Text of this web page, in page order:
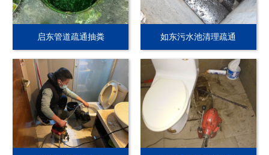
启东管道疏通抽粪 如东污水池清理疏通